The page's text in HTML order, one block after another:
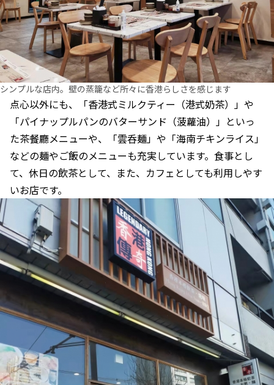
シンプルな店内。壁の蒸籠など所々に香港らしさを感じます
点心以外にも、「香港式ミルクティー（港式奶茶）」や
「パイナップルパンのバターサンド（菠蘿油）」といっ
た茶餐廳メニューや、「雲呑麺」や「海南チキンライス」
などの麺やご飯のメニューも充実しています。食事とし
て、休日の飲茶として、また、カフェとしても利用しやす
いお店です。